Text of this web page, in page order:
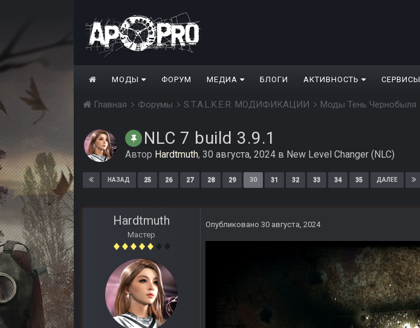
МОДЫ ФОРУМ МЕДИА БЛОГИ АКТИВНОСТЬ
Главная Форумы S.T.A.L.K.E.R. МОДИФИКАЦИИ Моды Тень Чернобыля
NLC 7 build 3.9.1
Автор Hardtmuth, 30 августа, 2024 в New Level Changer (NLC)
НАЗАД 25 26 27 28 29 30 31 32 33 34 35 ДАЛЕЕ
Hardtmuth
Мастер
Опубликовано 30 августа, 2024